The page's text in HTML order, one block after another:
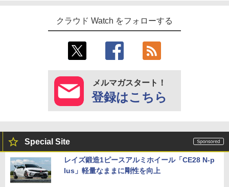
クラウド Watch をフォローする
メルマガスタート！
登録はこちら
Special Site
レイズ鍛造1ピースアルミホイール「CE28 N-p
lus」軽量なままに剛性を向上